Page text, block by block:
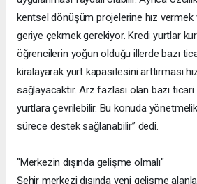
kentsel dönüşüm projelerine hız
geriye çekmek gerekiyor. Kredi yurtlar
öğrencilerin yoğun olduğu illerde bazı
kiralayarak yurt kapasitesini arttırması
sağlayacaktır. Arz fazlası olan bazı
yurtlara çevrilebilir. Bu konuda
sürece destek sağlanabilir” dedi.
"Merkezin dışında gelişme olmalı"
Şehir merkezi dışında yeni gelişme